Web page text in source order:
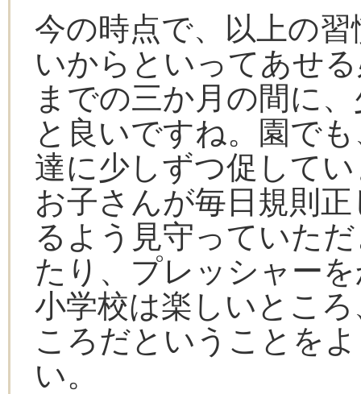
今の時点で、以上の
いからといってあせ
までの三か月の間に
と良いですね。園で
達に少しずつ促して
お子さんが毎日規則
るよう見守っていた
たり、プレッシャー
小学校は楽しいとこ
ころだということを
い。